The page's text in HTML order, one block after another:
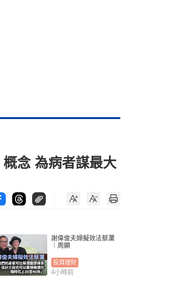
念 為病者謀最大
謝偉俊夫婦擬效法蔡瀾
｜周顯
投資理財
4小時前